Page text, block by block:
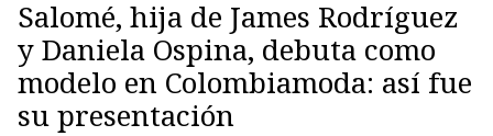
Salomé, hija de James Rodríguez
y Daniela Ospina, debuta como
modelo en Colombiamoda: así fue
su presentación